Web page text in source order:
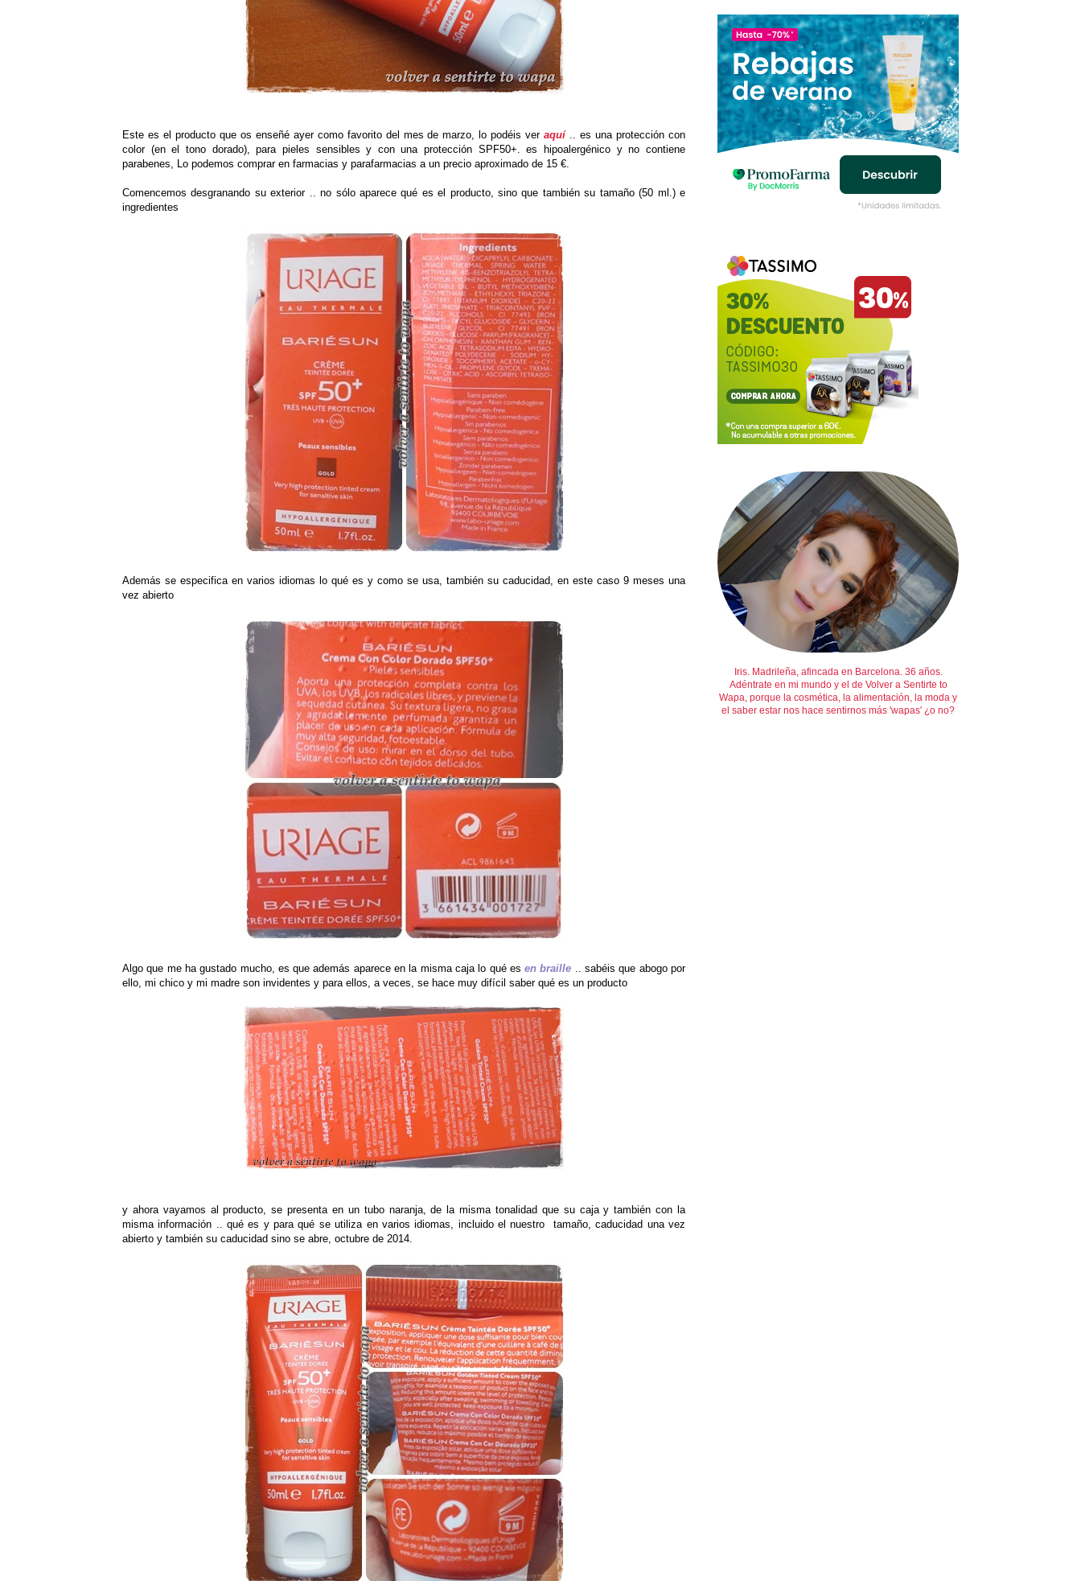
Este es el producto que os enseñé ayer como favorito del mes de marzo, lo podéis veraquí.. es una protección con
color (en el tono dorado), para pieles sensibles y con una protección SPF50+. es hipoalergénico y no contiene
parabenes, Lo podemos comprar en farmacias y parafarmacias a un precio aproximado de 15 €.
Comencemos desgranando su exterior .. no sólo aparece qué es el producto, sino que también su tamaño (50 ml.) e
ingredientes
Además se especifica en varios idiomas lo qué es y como se usa, también su caducidad, en este caso 9 meses una
vez abierto
Algo que me ha gustado mucho, es que además aparece en la misma caja lo qué esen braille .. sabéis que abogo por
ello, mi chico y mi madre son invidentes y para ellos, a veces, se hace muy difícil saber qué es un producto
y ahora vayamos al producto, se presenta en un tubo naranja, de la misma tonalidad que su caja y también con la
misma información .. qué es y para qué se utiliza en varios idiomas, incluido el nuestro tamaño, caducidad una vez
abierto y también su caducidad sino se abre, octubre de 2014.
Iris. Madrileña, afincada en Barcelona. 36 años.
Adéntrate en mi mundo y el de Volver a Sentirte to
Wapa, porque la cosmética, la alimentación, la moda y
el saber estar nos hace sentirnos más 'wapas' ¿o no?